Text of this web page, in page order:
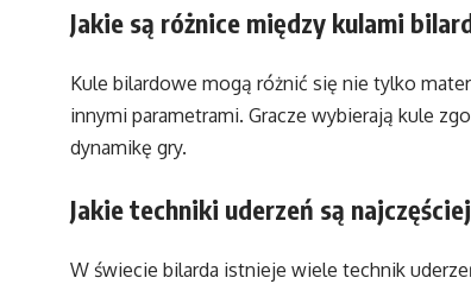
Jakie są różnice między kulami
Kule bilardowe mogą różnić się nie tylko
innymi parametrami. Gracze wybierają kule
dynamikę gry.
Jakie techniki uderzeń są
W świecie bilarda istnieje wiele technik